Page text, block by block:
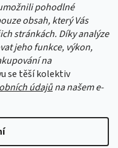
pohodlné
obsah, který Vás
stránkách. Díky analýze
jeho funkce, výkon,
na
se těší kolektiv
údajůna našem e-
ochrany osobních údajů
vyhrazena.